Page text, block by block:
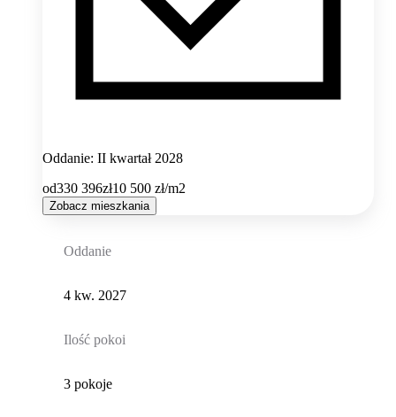
Oddanie: II kwartał 2028
od330 396zł10 500 zł/m2
Zobacz mieszkania
Oddanie
4 kw. 2027
Ilość pokoi
3 pokoje